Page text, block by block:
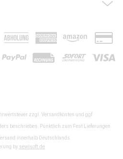
zzgl. Versandkosten und ggf.
beschrieben. Pünktlich zum Fest Lieferungen
innerhalb Deutschlands.
by sewisoft.de